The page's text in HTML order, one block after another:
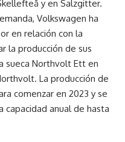
y en Salzgitter.
Volkswagen ha
en relación con la
la producción de sus
sueca Northvolt Ett en
La producción de
comenzar en 2023 y se
capacidad anual de hasta